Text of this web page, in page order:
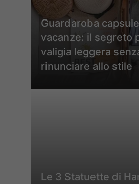
Guardaroba
vacanze: il segreto
valigia leggera
rinunciare allo stile
Le 3 Statuette di